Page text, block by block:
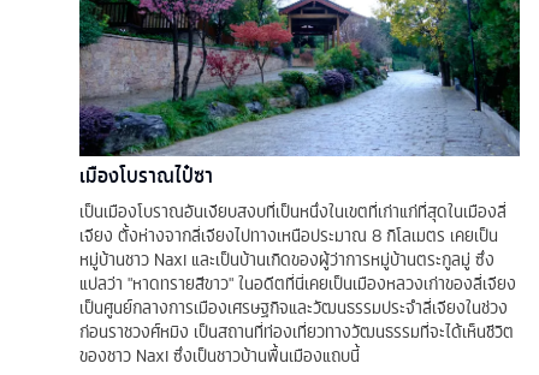
เมืองโบราณไป๋ซา
เป็นเมืองโบราณอันเงียบสงบที่เป็นหนึ่งในเขตที่เก่าแก่ที่สุดในเมืองลี่
เจียง ตั้งห่างจากลี่เจียงไปทางเหนือประมาณ 8 กิโลเมตร เคยเป็น
หมู่บ้านชาว Naxi และเป็นบ้านเกิดของผู้ว่าการหมู่บ้านตระกูลมู่ ซึ่ง
แปลว่า "หาดทรายสีขาว" ในอดีตที่นี่เคยเป็นเมืองหลวงเก่าของลี่เจียง
เป็นศูนย์กลางการเมืองเศรษฐกิจและวัฒนธรรมประจำลี่เจียงในช่วง
ก่อนราชวงศ์หมิง เป็นสถานที่ท่องเที่ยวทางวัฒนธรรมที่จะได้เห็นชีวิต
ของชาว Naxi ซึ่งเป็นชาวบ้านพื้นเมืองแถบนี้